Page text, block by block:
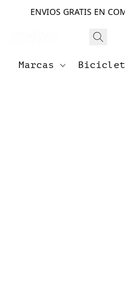
ENVIOS GRATIS EN
Marcas